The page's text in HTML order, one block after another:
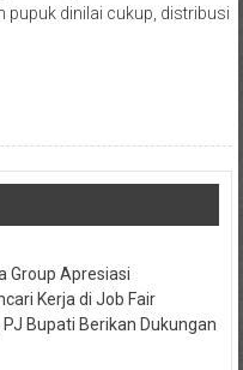
pupuk dinilai cukup, distribusi
Group Apresiasi
Kerja di Job Fair
Bupati Berikan Dukungan